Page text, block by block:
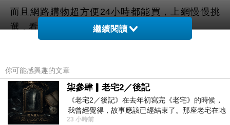
而且網路購物超方便24小時都能買，上網慢慢挑
選，看看網友鄉民心得文，
哪裡買最便宜.最划算!
查了很多【FILORGA法洛佳】極緻煥膚晚霜(50ml)
的開箱.分享.評論跟比價的結果，發現它真的很棒!!!
繼續閱讀
你可能感興趣的文章
柒參肆▎老宅2／後記
《老宅2／後記》在去年初寫完《老宅》的時候，
我曾經覺得，故事應該已經結束了。那座老宅在地
震中倒塌，七個人終於離開那片黑暗，
23 小時前